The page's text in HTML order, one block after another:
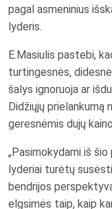
pagal asmeninius
lyderis.
E.Masiulis pastebi,
turtingesnės,
šalys ignoruoja ar
Didžiųjų prielankumą
geresnėmis dujų
„Pasimokydami iš
lyderiai turėtų
bendrijos
elgsimės taip, kaip